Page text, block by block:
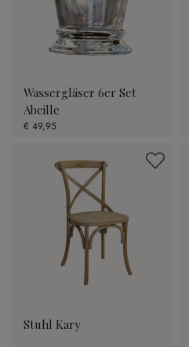
Wassergläser 6er Set
Abeille
€ 49,95
Stuhl Kary